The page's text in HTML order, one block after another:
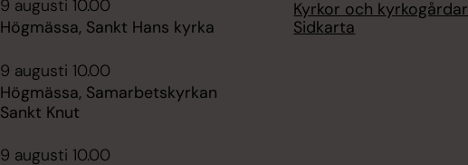
9 augusti 10.00
Högmässa, Sankt Hans kyrka
9 augusti 10.00
Högmässa, Samarbetskyrkan
Sankt Knut
9 augusti 10.00
Kyrkor och kyrkogårdar
Sidkarta